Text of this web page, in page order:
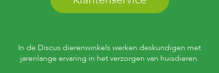
In de Discus dierenwinkels werken deskundigen met
jarenlange ervaring in het verzorgen van huisdieren.